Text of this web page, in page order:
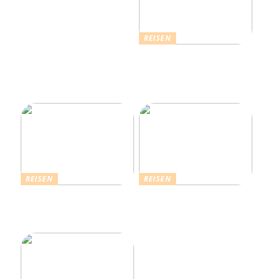
REISEN
REISEN
REISEN